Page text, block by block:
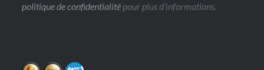
politique de confidentialité pour plus d’informations.